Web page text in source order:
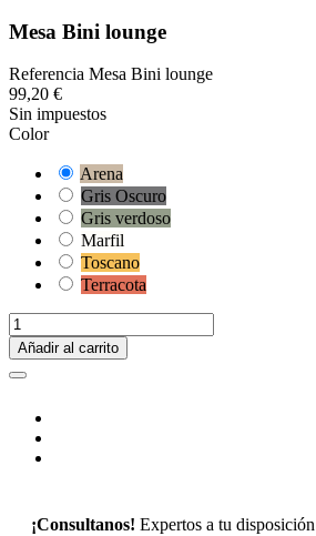
Mesa Bini lounge
Referencia Mesa Bini lounge
99,20 €
Sin impuestos
Color
Arena
Gris Oscuro
Gris verdoso
Marfil
Toscano
Terracota
Añadir al carrito
¡Consultanos! Expertos a tu disposición